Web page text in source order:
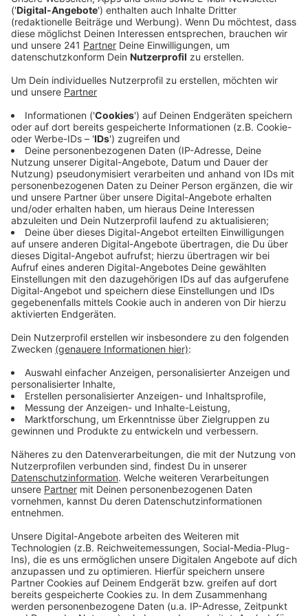
Straße Voigtslach.
Veröffentlicht:Mittwoch, 30.11.2022 18:49
Diese Haushalte sollen unter anderem vorsorglich das
Wasser aus der Leitung abkochen, bevor sie es trinken
oder zum Essen machen verwenden. Die EVL beruhigt
aber alle anderen Leverkusener: das Problem betreffe
ausschließlich die 30 Häuser. Diese sind an das
Langenfelder Wassernetz angeschlossen und haben
keinerlei Verbindung zum restlichen Leverkusener
Netz. Die betroffenen Haushalte seien alle bereits
informiert, größtenteils auch persönlich. Ein Foto der
Warnung hatte sich im Internet verbreitet und für
Unruhe und etliche Nachfragen gesorgt.
Anzeige
Anzeige
Polizeieinsatz Leverkusen: Schwerer Unfall in
Leverkusen-Opladen: Campusbrücke schon wieder
dicht
240.000 Euro in Wiesdorfer Spielplatz gesteckt
Anzeige